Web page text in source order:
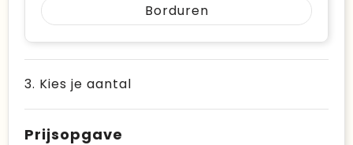
Borduren
3. Kies je aantal
Prijsopgave